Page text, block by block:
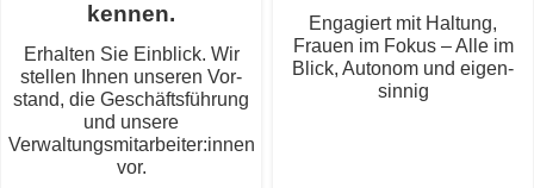
kennen.
Erhal­ten Sie Ein­blick. Wir
stel­len Ihnen unse­ren Vor­
stand, die Geschäfts­füh­rung
und unsere
Verwaltungsmitarbeiter:innen
vor.
Enga­giert mit Hal­tung,
Frauen im Fokus – Alle im
Blick, Auto­nom und eigen-
sinnig